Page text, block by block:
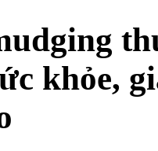
khỏe,